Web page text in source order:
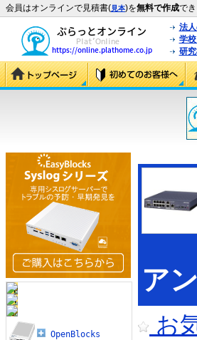
会員はオンラインで見積書(見本)を無料で作成で
法
学
研
ア
お
OpenBlocks